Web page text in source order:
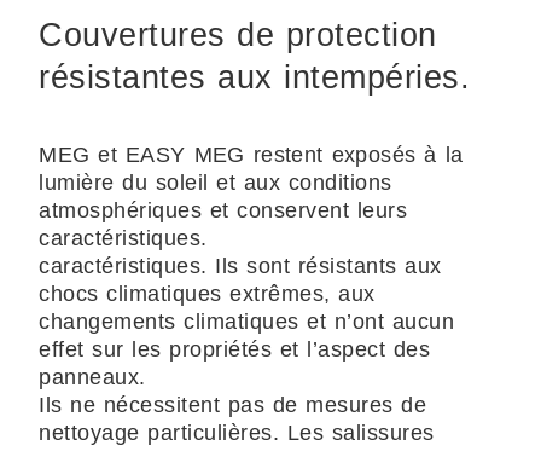
Couvertures de protection
résistantes aux intempéries.
MEG et EASY MEG restent exposés à la
lumière du soleil et aux conditions
atmosphériques et conservent leurs
caractéristiques.
caractéristiques. Ils sont résistants aux
chocs climatiques extrêmes, aux
changements climatiques et n’ont aucun
effet sur les propriétés et l’aspect des
panneaux.
Ils ne nécessitent pas de mesures de
nettoyage particulières. Les salissures